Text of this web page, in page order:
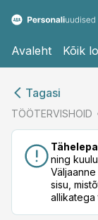
Avaleht Kõik
Tagasi
TÖÖTERVISHOID
ning
sisu,
allikatega